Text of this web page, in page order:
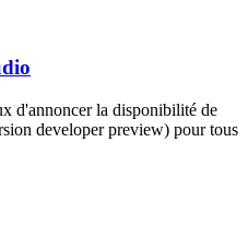
d'annoncer la disponibilité de
developer preview) pour tous